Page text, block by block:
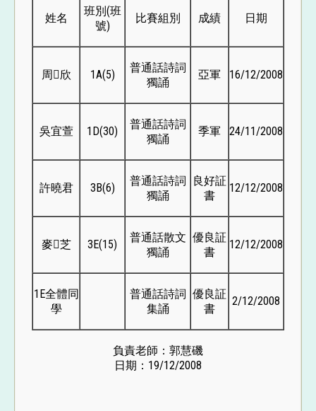
姓名
班別(班
號)
比賽組別 成績 日期
周欣 1A(5)
普通話詩詞
獨誦
亞軍 16/12/2008
吳宜萱 1D(30)
普通話詩詞
獨誦
季軍 24/11/2008
許曉君 3B(6)
普通話詩詞
獨誦
良好証
書
12/12/2008
麥芝 3E(15)
普通話散文
獨誦
優良証
書
12/12/2008
1E全體同
學
普通話詩詞
集誦
優良証
書
2/12/2008
負責老師：郭慧磯
日期：19/12/2008